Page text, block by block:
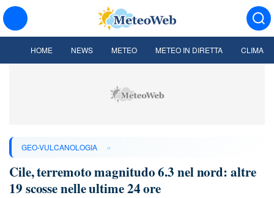
HOME NEWS METEO METEO IN DIRETTA CLIMA
GEO-VULCANOLOGIA »
Cile, terremoto magnitudo 6.3 nel nord: altre
19 scosse nelle ultime 24 ore